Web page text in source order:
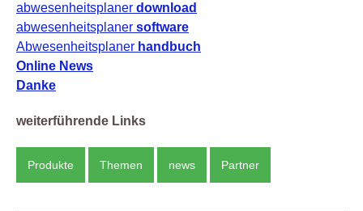
abwesenheitsplaner download
abwesenheitsplaner software
Abwesenheitsplaner handbuch
Online News
Danke
weiterführende Links
Produkte Themen news Partner